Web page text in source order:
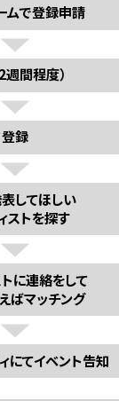
ムで登録申請
週間程度）
登録
してほしい
ストを探す
に連絡をして
ばマッチング
にてイベント告知